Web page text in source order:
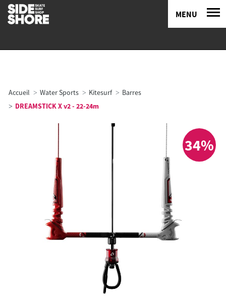
MENU
Accueil Water Sports Kitesurf
Barres
DREAMSTICK X v2 - 22-24m
34%